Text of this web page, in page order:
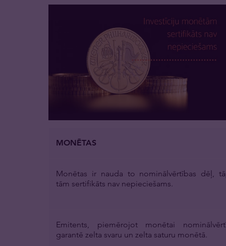
MONĒTAS
Monētas ir nauda to nominālvērtības dēļ,
tām sertifikāts nav nepieciešams.
Emitents, piemērojot monētai
garantē zelta svaru un zelta saturu monētā.